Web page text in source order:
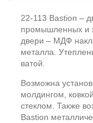
22-113 Bastion –
промышленных и
двери – МДФ
металла.
ватой.
Возможна
молдингом,
стеклом. Также
Bastion